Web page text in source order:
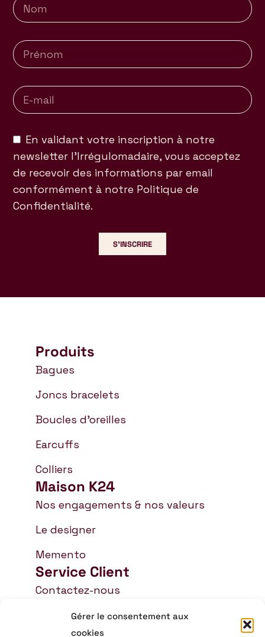
Gérer le consentement aux
cookies
En validant votre inscription à notre
newsletter l’Irrégulomadaire, vous acceptez
de recevoir des informations par email
conformément à notre Politique de
Confidentialité.
S'INSCRIRE
Produits
Bagues
Joncs bracelets
Boucles d'oreilles
Earcuffs
Colliers
Maison K24
Nos engagements & nos valeurs
Le designer
Memento
Service Client
Contactez-nous